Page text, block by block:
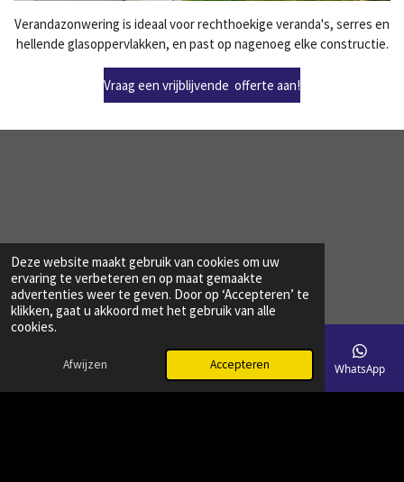
Deze website maakt gebruik van cookies om uw
ervaring te verbeteren en op maat gemaakte
advertenties weer te geven. Door op ‘Accepteren’ te
klikken, gaat u akkoord met het gebruik van alle
cookies.
Afwijzen Accepteren
Verandazonwering is ideaal voor rechthoekige veranda's, serres en
hellende glasoppervlakken, en past op nagenoeg elke constructie.
Vraag een vrijblijvende offerte aan!
E-mailadres Telefoonnummer Kaart Facebook WhatsApp